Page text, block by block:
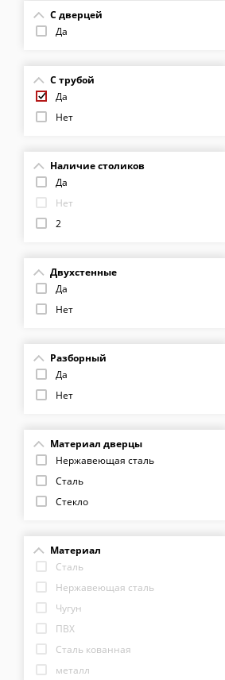
С дверцей
Да
С трубой
Да
Нет
Наличие столиков
Да
Нет
2
Двухстенные
Да
Нет
Разборный
Да
Нет
Материал дверцы
Нержавеющая сталь
Сталь
Стекло
Материал
Сталь
Нержавеющая сталь
Чугун
ПВХ
Сталь кованная
металл